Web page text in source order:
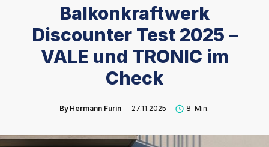
Balkonkraftwerk
Discounter Test 2025 –
VALE und TRONIC im
Check
By Hermann Furin 27.11.2025 8 Min.